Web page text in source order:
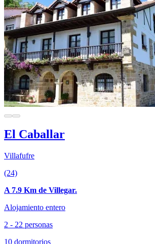
El Caballar
Villafufre
(24)
A 7.9 Km de Villegar.
Alojamiento entero
2 - 22 personas
10 dormitorios